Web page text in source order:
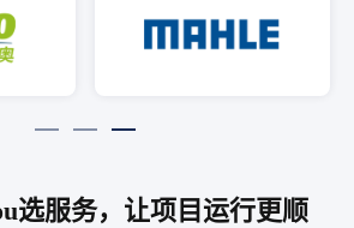
选服务，让项目运行更顺